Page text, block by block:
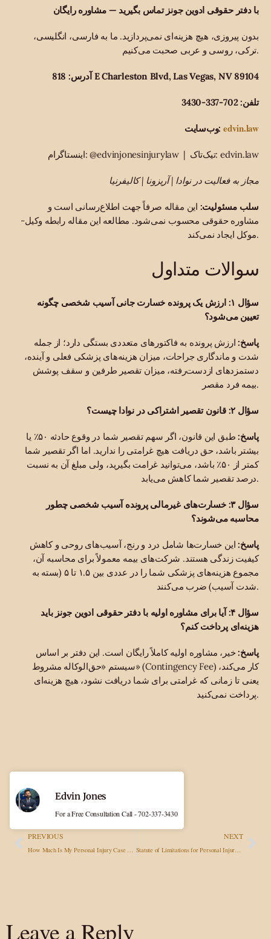
با دفتر حقوقی ادوین جونز تماس بگیرید — مشاوره رایگان
بدون پیروزی، هیچ هزینه‌ای نمی‌پردازید. ما به فارسی، انگلیسی،
ترکی، روسی و عربی صحبت می‌کنیم.
آدرس: 818 E Charleston Blvd, Las Vegas, NV 89104
تلفن: 702-337-3430
وب‌سایت:edvin.law
اینستاگرام: @edvinjonesinjurylaw | تیک‌تاک: edvin.law
مجاز به فعالیت در نوادا | آریزونا | کالیفرنیا
سلب مسئولیت: این مقاله صرفاً جهت اطلاع‌رسانی است و
مشاوره حقوقی محسوب نمی‌شود. مطالعه این مقاله رابطه وکیل-
موکل ایجاد نمی‌کند.
سوالات متداول
سؤال ۱: ارزش یک پرونده خسارت جانی آسیب شخصی چگونه
تعیین می‌شود؟
پاسخ:ارزش پرونده به فاکتورهای متعددی بستگی دارد؛ از جمله
شدت و ماندگاری جراحات، میزان هزینه‌های پزشکی فعلی و آینده،
دستمزدهای از‌دست‌رفته، میزان تقصیر طرفین و سقف پوشش
بیمه فرد مقصر.
سؤال ۲: قانون تقصیر اشتراکی در نوادا چیست؟
پاسخ:
طبق این قانون، اگر سهم تقصیر شما در وقوع حادثه ۵۰٪ یا
بیشتر باشد، حق دریافت هیچ غرامتی را ندارید. اما اگر تقصیر شما
کمتر از ۵۰٪ باشد، می‌توانید غرامت بگیرید، ولی مبلغ آن به نسبت
درصد تقصیر شما کاهش می‌یابد.
سؤال ۳: خسارت‌های غیرمالی پرونده آسیب شخصی چطور
محاسبه می‌شوند؟
پاسخ:این خسارت‌ها شامل درد و رنج، آسیب‌های روحی و کاهش
کیفیت زندگی هستند. شرکت‌های بیمه معمولاً برای محاسبه آن،
مجموع هزینه‌های پزشکی شما را در عددی بین ۱.۵ تا ۵ (بسته به
شدت آسیب) ضرب می‌کنند.
سؤال ۴: آیا برای مشاوره اولیه با دفتر حقوقی ادوین جونز باید
هزینه‌ای پرداخت کنم؟
پاسخ:خیر، مشاوره اولیه کاملاً رایگان است. این دفتر بر اساس
سیستم «حق‌الوکاله مشروط» (Contingency Fee) کار می‌کند،
یعنی تا زمانی که غرامتی برای شما دریافت نشود، هیچ هزینه‌ای
پرداخت نمی‌کنید.
PREVIOUS
How Much Is My Personal Injury Case Worth? A Complete Guide
NEXT
Statute of Limitations for Personal Injury Claims: Nevada, Arizona & California Deadlines
Edvin Jones
For a Free Consultation Call - 702-337-3430
Leave a Reply